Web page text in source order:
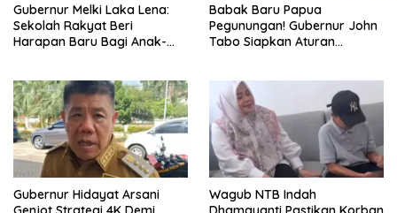
Gubernur Melki Laka Lena:
Sekolah Rakyat Beri
Harapan Baru Bagi Anak-
Babak Baru Papua
Pegunungan! Gubernur John
Tabo Siapkan Aturan
Gubernur Hidayat Arsani
Wagub NTB Indah